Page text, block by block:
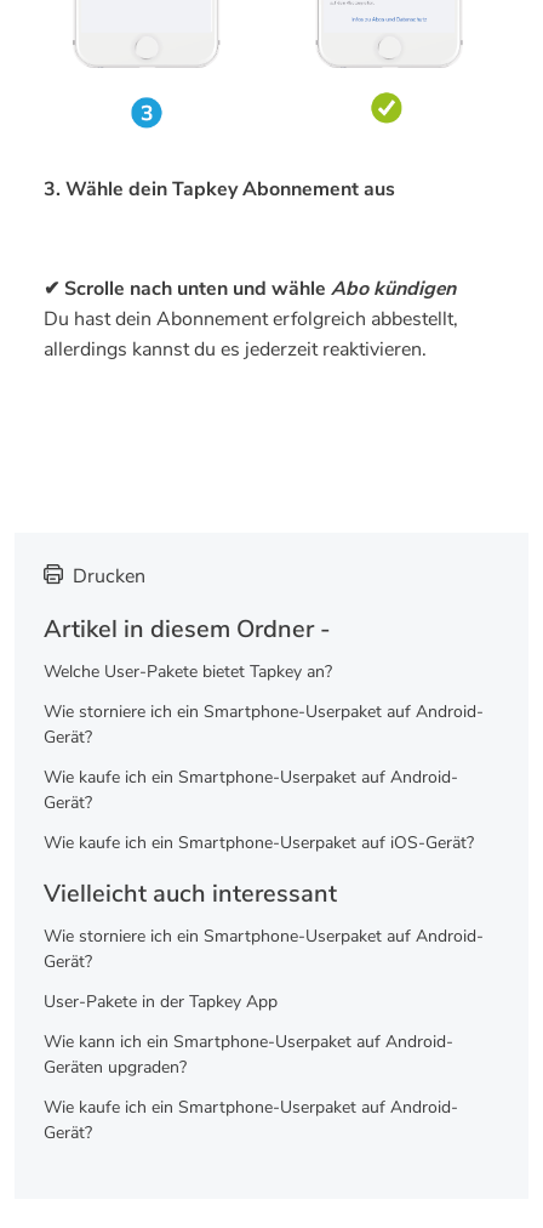
3. Wähle dein Tapkey Abonnement aus
✔ Scrolle nach unten und wähle Abo kündigen
Du hast dein Abonnement erfolgreich abbestellt,
allerdings kannst du es jederzeit reaktivieren.
Drucken
Artikel in diesem Ordner -
Welche User-Pakete bietet Tapkey an?
Wie storniere ich ein Smartphone-Userpaket auf Android-
Gerät?
Wie kaufe ich ein Smartphone-Userpaket auf Android-
Gerät?
Wie kaufe ich ein Smartphone-Userpaket auf iOS-Gerät?
Vielleicht auch interessant
Wie storniere ich ein Smartphone-Userpaket auf Android-
Gerät?
User-Pakete in der Tapkey App
Wie kann ich ein Smartphone-Userpaket auf Android-
Geräten upgraden?
Wie kaufe ich ein Smartphone-Userpaket auf Android-
Gerät?